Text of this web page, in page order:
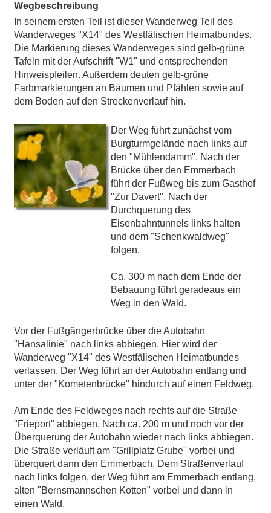
Wegbeschreibung
In seinem ersten Teil ist dieser Wanderweg Teil des
Wanderweges "X14" des Westfälischen Heimatbundes.
Die Markierung dieses Wanderweges sind gelb-grüne
Tafeln mit der Aufschrift "W1" und entsprechenden
Hinweispfeilen. Außerdem deuten gelb-grüne
Farbmarkierungen an Bäumen und Pfählen sowie auf
dem Boden auf den Streckenverlauf hin.
Der Weg führt zunächst vom
Burgturmgelände nach links auf
den "Mühlendamm". Nach der
Brücke über den Emmerbach
führt der Fußweg bis zum Gasthof
"Zur Davert". Nach der
Durchquerung des
Eisenbahntunnels links halten
und dem "Schenkwaldweg"
folgen.
Ca. 300 m nach dem Ende der
Bebauung führt geradeaus ein
Weg in den Wald.
Vor der Fußgängerbrücke über die Autobahn
"Hansalinie" nach links abbiegen. Hier wird der
Wanderweg "X14" des Westfälischen Heimatbundes
verlassen. Der Weg führt an der Autobahn entlang und
unter der "Kometenbrücke" hindurch auf einen Feldweg.
Am Ende des Feldweges nach rechts auf die Straße
"Frieport" abbiegen. Nach ca. 200 m und noch vor der
Überquerung der Autobahn wieder nach links abbiegen.
Die Straße verläuft am "Grillplatz Grube" vorbei und
überquert dann den Emmerbach. Dem Straßenverlauf
nach links folgen, der Weg führt am Emmerbach entlang,
alten "Bernsmannschen Kotten" vorbei und dann in
einen Wald.